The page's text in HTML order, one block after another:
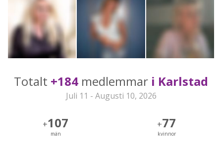
Totalt +184 medlemmar i Karlstad
Juli 11 - Augusti 10, 2026
+107
män
+77
kvinnor